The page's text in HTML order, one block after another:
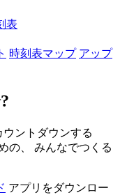
表
時刻表マップ アップ
ントダウンする
の、 みんなでつくる
アプリをダウンロー